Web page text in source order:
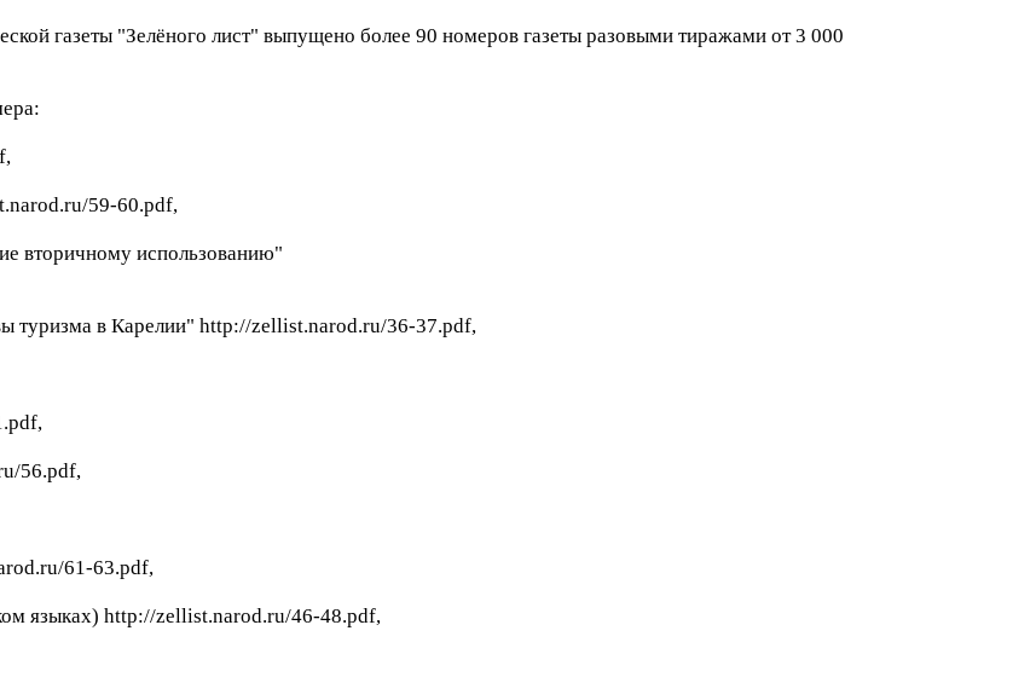
газеты "Зелёного лист" выпущено более 90 номеров газеты разовыми тиражами от 3 000
59-60.pdf,
использованию"
туризма в Карелии" http://zellist.narod.ru/36-37.pdf,
56.pdf,
61-63.pdf,
языках) http://zellist.narod.ru/46-48.pdf,